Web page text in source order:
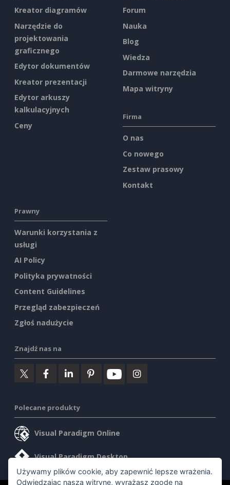
Kreator diagramów
Narzędzie do
projektowania
graficznego
Edytor dokumentów
Kreator prezentacji
Edytor arkuszy
kalkulacyjnych
Ceny
Forum
Nauka
Blog
Wiedza
Darmowe narzędzia
Mapa witryny
Firma
O nas
Co nowego
Zestaw prasowy
Kontakt
Prawny
Warunki korzystania z
usługi
AI Policy
Polityka prywatności
Content Guidelines
Przegląd zabezpieczeń
Zgłoś nadużycie
Znajdź nas na
Polecane produkty
Visual Paradigm Online
Visual Paradigm Desktop
Używamy plików cookie, aby zapewnić lepsze wrażenia.
Odwiedzając naszą witrynę, wyrażasz zgodę na